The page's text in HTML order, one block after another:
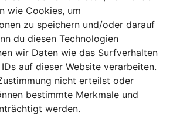
wie Cookies, um
zu speichern und/oder darauf
du diesen Technologien
wir Daten wie das Surfverhalten
auf dieser Website verarbeiten.
nicht erteilst oder
bestimmte Merkmale und
werden.
2:3-Niederlage gegen die Türkei
offenbarte die deutsche
erhebliche Schwächen in der
mit einer umstrittenen